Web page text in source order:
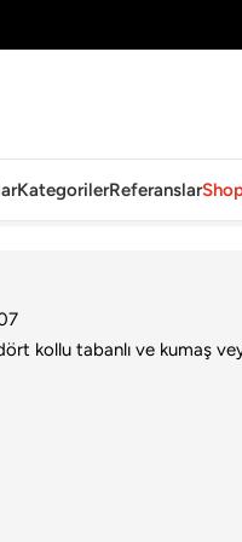
KategorilerReferanslar
Çalışma Koltuğu
kollu tabanlı ve kumaş